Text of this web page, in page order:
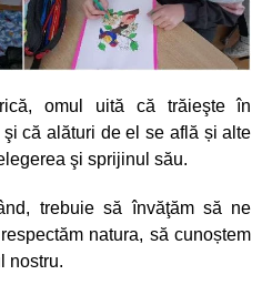
omul uită că trăieşte în
că alături de el se află și alte
şi sprijinul său.
trebuie să învăţăm să ne
natura, să cunoștem
nostru.